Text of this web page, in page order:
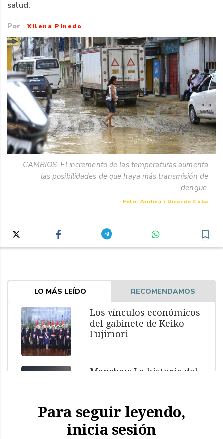
salud.
Por Xilena Pinedo
CAMBIOS. El incremento de las temperaturas aumenta
las posibilidades de que haya más transmisión de
dengue.
Foto: Andina / Ricardo Cuba
LO MÁS LEÍDO RECOMENDAMOS
Los vínculos económicos
del gabinete de Keiko
Fujimori
Manchay: La historia del
El impacto de El Niño: más
Para seguir leyendo,
inicia sesión